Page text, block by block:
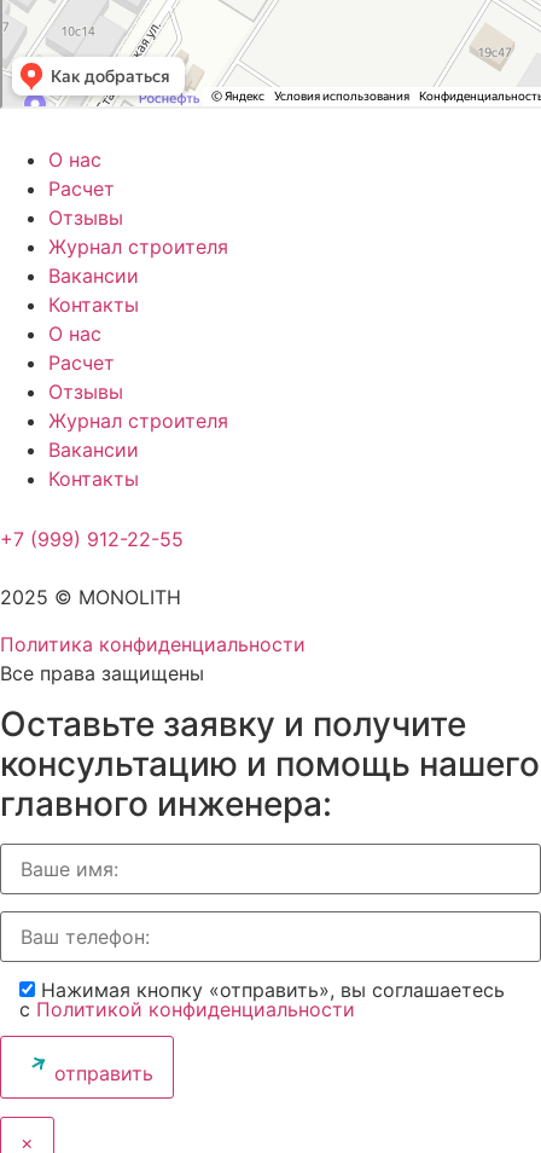
О нас
Расчет
Отзывы
Журнал строителя
Вакансии
Контакты
О нас
Расчет
Отзывы
Журнал строителя
Вакансии
Контакты
+7 (999) 912-22-55
2025 © MONOLITH
Политика конфиденциальности
Все права защищены
Оставьте заявку и получите
консультацию и помощь нашего
главного инженера:
Нажимая кнопку «отправить», вы соглашаетесь
с Политикой конфиденциальности
отправить
×